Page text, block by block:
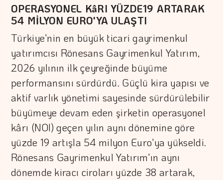
OPERASYONEL KâRI YÜZDE19 ARTARAK
54 MİLYON EURO'YA ULAŞTI
Türkiye'nin en büyük ticari gayrimenkul
yatırımcısı Rönesans Gayrimenkul Yatırım,
2026 yılının ilk çeyreğinde büyüme
performansını sürdürdü. Güçlü kira yapısı ve
aktif varlık yönetimi sayesinde sürdürülebilir
büyümeye devam eden şirketin operasyonel
kârı (NOI) geçen yılın aynı dönemine göre
yüzde 19 artışla 54 milyon Euro'ya yükseldi.
Rönesans Gayrimenkul Yatırım'ın aynı
dönemde kiracı ciroları yüzde 38 artarak,